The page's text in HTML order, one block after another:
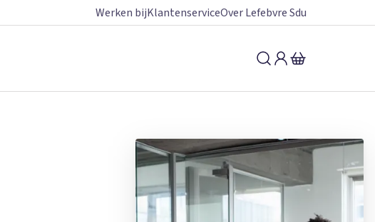
Werken bijKlantenserviceOver Lefebvre Sdu